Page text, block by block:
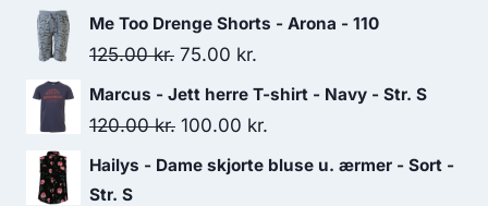
Me Too Drenge Shorts - Arona - 110
125.00kr. Original
price
was:
75.00 kr.
price
is:
Marcus - Jett herre T-shirt - Navy - Str. S
120.00kr. Original
price
100.00 kr.
price
Hailys - Dame skjorte bluse u. ærmer - Sort -
Str. S